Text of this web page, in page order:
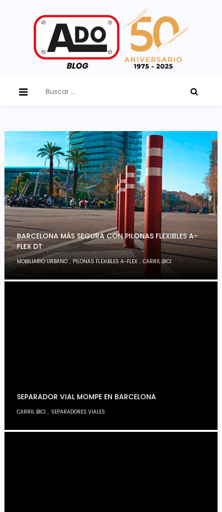
BARCELONA MÁS SEGURA CON PILONAS FLEXIBLES A-
FLEX DT
MOBILIARIO URBANO,PILONAS FLEXIBLES A-FLEX,CARRIL BICI
SEPARADOR VIAL MOMPE EN BARCELONA
CARRIL BICI , SEPARADORES VIALES